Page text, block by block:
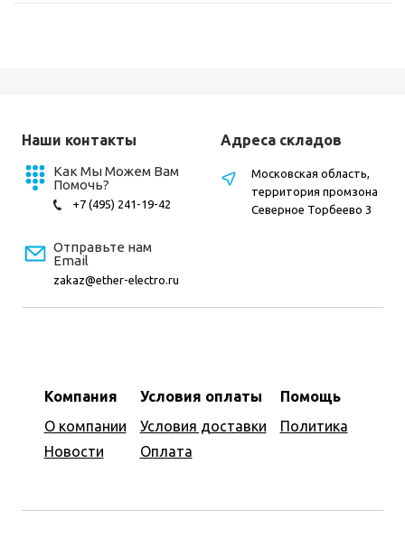
Наши контакты
Как Мы Можем Вам
Помочь?
+7 (495) 241-19-42
Отправьте нам
Email
zakaz@ether-electro.ru
Компания
О компании
Новости
Условия оплаты
Условия доставки
Оплата
Помощь
Политика
Адреса складов
Московская область,
территория промзона
Северное Торбеево 3